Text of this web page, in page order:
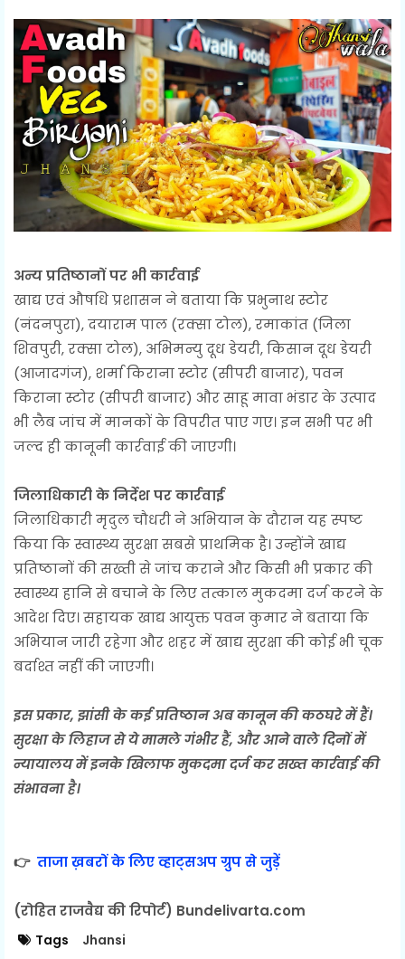
अन्य प्रतिष्ठानों पर भी कार्रवाई
खाद्य एवं औषधि प्रशासन ने बताया कि प्रभुनाथ स्टोर
(नंदनपुरा), दयाराम पाल (रक्सा टोल), रमाकांत (जिला
शिवपुरी, रक्सा टोल), अभिमन्यु दूध डेयरी, किसान दूध डेयरी
(आजादगंज), शर्मा किराना स्टोर (सीपरी बाजार), पवन
किराना स्टोर (सीपरी बाजार) और साहू मावा भंडार के उत्पाद
भी लैब जांच में मानकों के विपरीत पाए गए। इन सभी पर भी
जल्द ही कानूनी कार्रवाई की जाएगी।
जिलाधिकारी के निर्देश पर कार्रवाई
जिलाधिकारी मृदुल चौधरी ने अभियान के दौरान यह स्पष्ट
किया कि स्वास्थ्य सुरक्षा सबसे प्राथमिक है। उन्होंने खाद्य
प्रतिष्ठानों की सख्ती से जांच कराने और किसी भी प्रकार की
स्वास्थ्य हानि से बचाने के लिए तत्काल मुकदमा दर्ज करने के
आदेश दिए। सहायक खाद्य आयुक्त पवन कुमार ने बताया कि
अभियान जारी रहेगा और शहर में खाद्य सुरक्षा की कोई भी चूक
बर्दाश्त नहीं की जाएगी।
इस प्रकार, झांसी के कई प्रतिष्ठान अब कानून की कठघरे में हैं।
सुरक्षा के लिहाज से ये मामले गंभीर हैं, और आने वाले दिनों में
न्यायालय में इनके खिलाफ मुकदमा दर्ज कर सख्त कार्रवाई की
संभावना है।
👉 ताजा ख़बरों के लिए व्हाट्सअप ग्रुप से जुड़ें
(रोहित राजवैद्य की रिपोर्ट) Bundelivarta.com
Tags Jhansi